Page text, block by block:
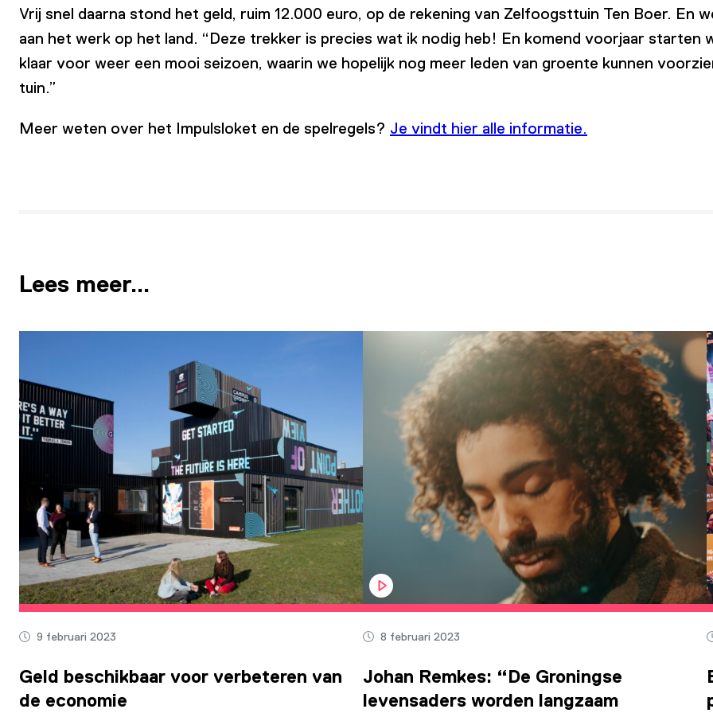
Vrij snel daarna stond het geld, ruim 12.000 euro, op de rekening van Zelfoogsttuin Ten Boer. En
aan het werk op het land. “Deze trekker is precies wat ik nodig heb! En komend voorjaar starten
klaar voor weer een mooi seizoen, waarin we hopelijk nog meer leden van groente kunnen
tuin.”
Meer weten over het Impulsloket en de spelregels? Je vindt hier alle informatie.
Lees meer…
9 februari 2023
Geld beschikbaar voor verbeteren van
de economie
8 februari 2023
Johan Remkes: “De Groningse
levensaders worden langzaam